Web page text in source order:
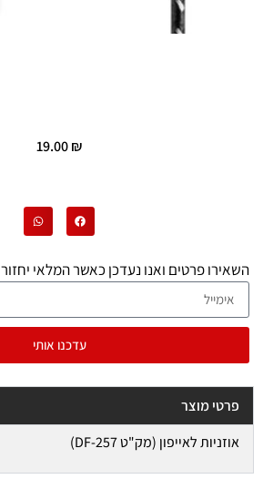
19.00₪
השאירו פרטים ואנו נעדכן כאשר המלאי יחזור
עדכנו אותי
פרטי מוצר
אוזניות לאייפון (מק"ט DF-257)